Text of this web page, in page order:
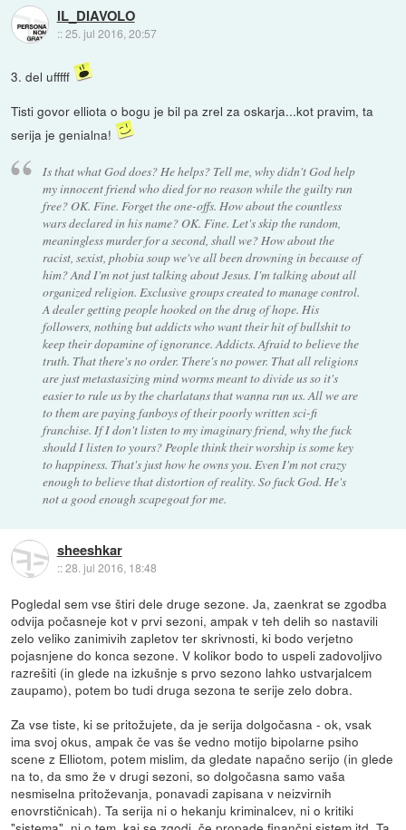
IL_DIAVOLO
::25. jul 2016, 20:57
3. del ufffff
Tisti govor elliota o bogu je bil pa zrel za oskarja...kot pravim, ta
serija je genialna!
Is that what God does? He helps? Tell me, why didn't God help
my innocent friend who died for no reason while the guilty run
free? OK. Fine. Forget the one-offs. How about the countless
wars declared in his name? OK. Fine. Let's skip the random,
meaningless murder for a second, shall we? How about the
racist, sexist, phobia soup we've all been drowning in because of
him? And I'm not just talking about Jesus. I'm talking about all
organized religion. Exclusive groups created to manage control.
A dealer getting people hooked on the drug of hope. His
followers, nothing but addicts who want their hit of bullshit to
keep their dopamine of ignorance. Addicts. Afraid to believe the
truth. That there's no order. There's no power. That all religions
are just metastasizing mind worms meant to divide us so it's
easier to rule us by the charlatans that wanna run us. All we are
to them are paying fanboys of their poorly written sci-fi
franchise. If I don't listen to my imaginary friend, why the fuck
should I listen to yours? People think their worship is some key
to happiness. That's just how he owns you. Even I'm not crazy
enough to believe that distortion of reality. So fuck God. He's
not a good enough scapegoat for me.
sheeshkar
::28. jul 2016, 18:48
Pogledal sem vse štiri dele druge sezone. Ja, zaenkrat se zgodba
odvija počasneje kot v prvi sezoni, ampak v teh delih so nastavili
zelo veliko zanimivih zapletov ter skrivnosti, ki bodo verjetno
pojasnjene do konca sezone. V kolikor bodo to uspeli zadovoljivo
razrešiti (in glede na izkušnje s prvo sezono lahko ustvarjalcem
zaupamo), potem bo tudi druga sezona te serije zelo dobra.
Za vse tiste, ki se pritožujete, da je serija dolgočasna - ok, vsak
ima svoj okus, ampak če vas še vedno motijo bipolarne psiho
scene z Elliotom, potem mislim, da gledate napačno serijo (in glede
na to, da smo že v drugi sezoni, so dolgočasna samo vaša
nesmiselna pritoževanja, ponavadi zapisana v neizvirnih
enovrstičnicah). Ta serija ni o hekanju kriminalcev, ni o kritiki